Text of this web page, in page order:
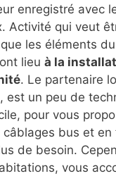
enregistré avec
Activité qui veut
les éléments
lieu à la
. Le partenaire
est un peu de
pour vous
bus et en
de besoin.
vous